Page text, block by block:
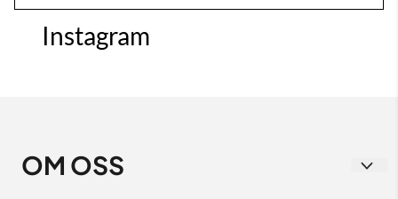
Instagram
OM OSS